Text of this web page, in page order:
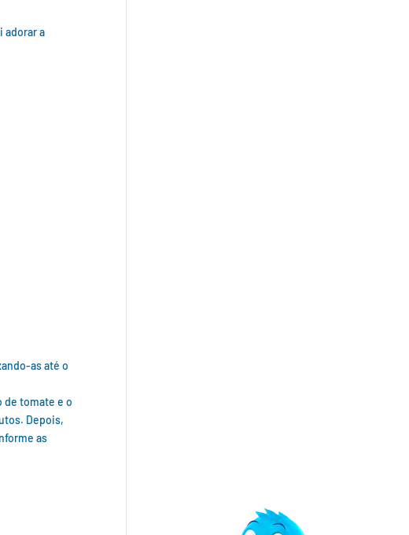
adorar a
as até o
de tomate e o
Depois,
as